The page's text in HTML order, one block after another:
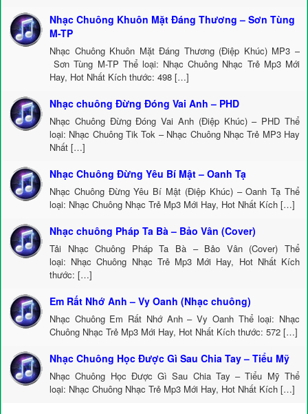
Nhạc Chuông Khuôn Mặt Đáng Thương – Sơn Tùng
M-TP
Nhạc Chuông Khuôn Mặt Đáng Thương (Điệp Khúc) MP3 –
Sơn Tùng M-TP Thể loại: Nhạc Chuông Nhạc Trẻ Mp3 Mới
Hay, Hot Nhất Kích thước: 498 […]
Nhạc chuông Đừng Đóng Vai Anh – PHD
Nhạc Chuông Đừng Đóng Vai Anh (Điệp Khúc) – PHD Thể
loại: Nhạc Chuông Tik Tok – Nhạc Chuông Nhạc Trẻ MP3 Hay
Nhất […]
Nhạc Chuông Đừng Yêu Bí Mật – Oanh Tạ
Nhạc Chuông Đừng Yêu Bí Mật (Điệp Khúc) – Oanh Tạ Thể
loại: Nhạc Chuông Nhạc Trẻ Mp3 Mới Hay, Hot Nhất Kích […]
Nhạc chuông Pháp Ta Bà – Bảo Vân (Cover)
Tải Nhạc Chuông Pháp Ta Bà – Bảo Vân (Cover) Thể
loại: Nhạc Chuông Nhạc Trẻ Mp3 Mới Hay, Hot Nhất Kích
thước: […]
Em Rất Nhớ Anh – Vy Oanh (Nhạc chuông)
Nhạc Chuông Em Rất Nhớ Anh – Vy Oanh Thể loại: Nhạc
Chuông Nhạc Trẻ Mp3 Mới Hay, Hot Nhất Kích thước: 572 […]
Nhạc Chuông Học Được Gì Sau Chia Tay – Tiểu Mỹ
Nhạc Chuông Học Được Gì Sau Chia Tay – Tiểu Mỹ Thể
loại: Nhạc Chuông Nhạc Trẻ Mp3 Mới Hay, Hot Nhất Kích […]